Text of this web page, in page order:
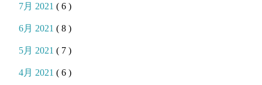
7月 2021( 6 )
6月 2021( 8 )
5月 2021( 7 )
4月 2021( 6 )